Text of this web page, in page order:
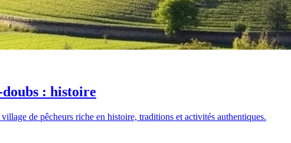
: histoire
de pêcheurs riche en histoire, traditions et activités authentiques.